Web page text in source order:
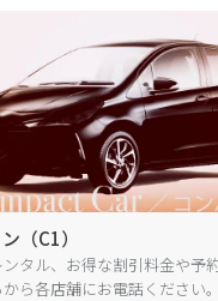
（C1）
タル、お得な割引料金や予
ら各店舗にお電話ください。